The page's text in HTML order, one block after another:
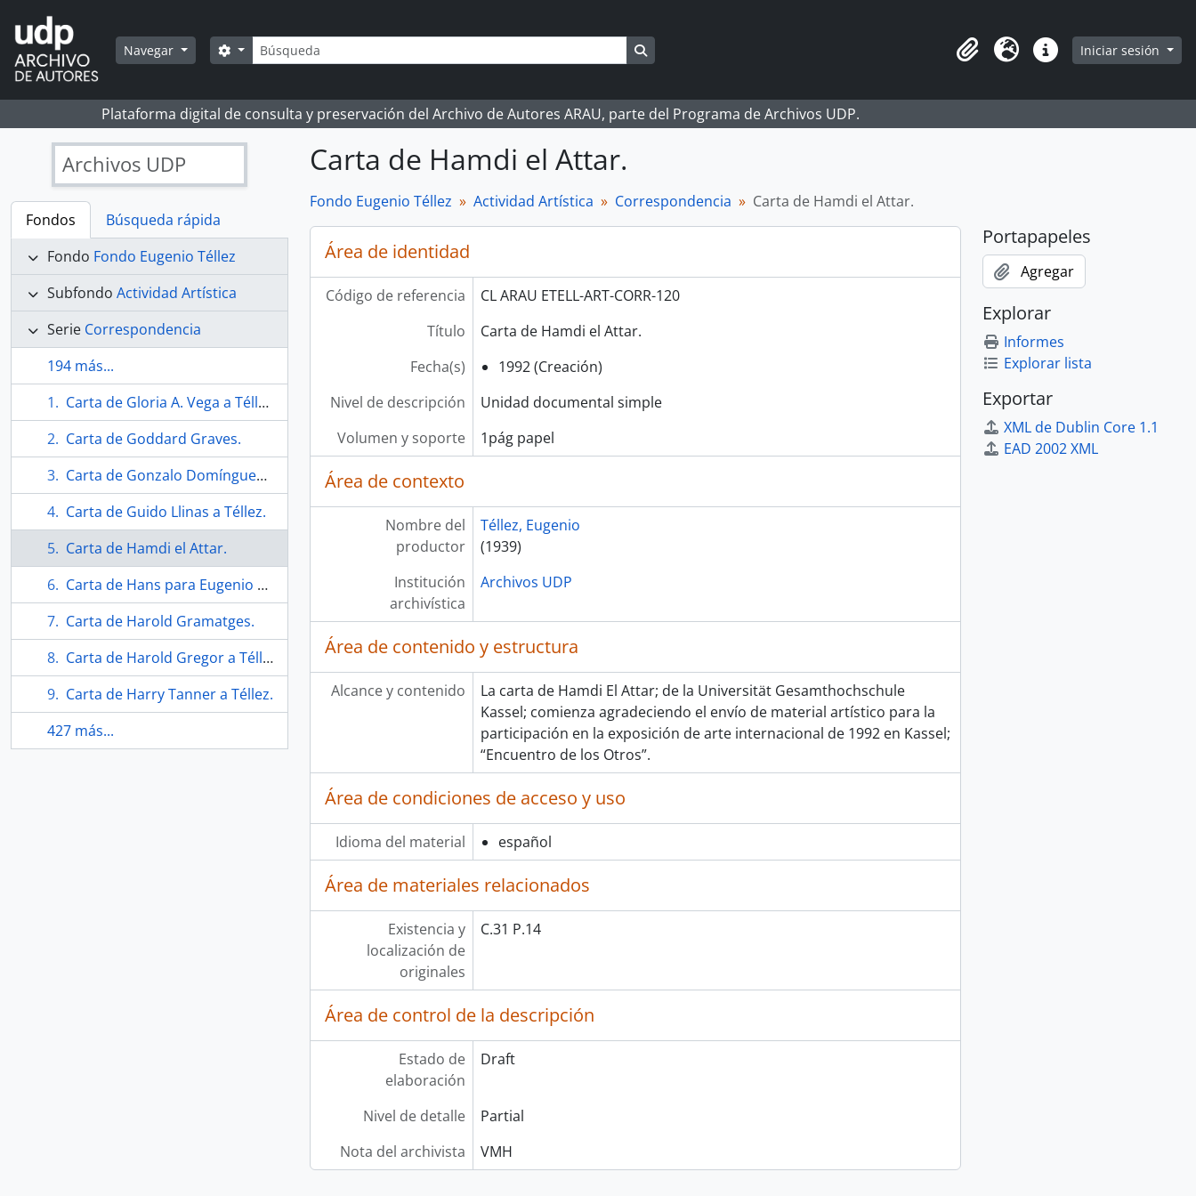
Skip to main content
Navegar Búsqueda
Search options
Portapapeles
Idioma Enlaces rápidos
Iniciar sesión
Plataforma digital de consulta y preservación del Archivo de Autores ARAU, parte del Programa de Archivos UDP.
Archivos UDP
Fondos
Búsqueda rápida
Fondo Fondo Eugenio Téllez
Subfondo Actividad Artística
Serie Correspondencia
194 más...
Carta de Gloria A. Vega a Téllez.
Carta de Goddard Graves.
Carta de Gonzalo Domínguez Cabrera a Téllez.
Carta de Guido Llinas a Téllez.
Carta de Hamdi el Attar.
Carta de Hans para Eugenio Téllez.
Carta de Harold Gramatges.
Carta de Harold Gregor a Téllez.
Carta de Harry Tanner a Téllez.
427 más...
Carta de Hamdi el Attar.
Fondo Eugenio Téllez Actividad Artística Correspondencia Carta de Hamdi el Attar.
Área de identidad
Código de referencia
CL ARAU ETELL-ART-CORR-120
Título
Carta de Hamdi el Attar.
Fecha(s)
1992 (Creación)
Nivel de descripción
Unidad documental simple
Volumen y soporte
1pág papel
Área de contexto
Nombre del
productor
Téllez, Eugenio
(1939)
Institución
archivística
Archivos UDP
Área de contenido y estructura
Alcance y contenido
La carta de Hamdi El Attar; de la Universität Gesamthochschule
Kassel; comienza agradeciendo el envío de material artístico para la
participación en la exposición de arte internacional de 1992 en Kassel;
“Encuentro de los Otros”.
Área de condiciones de acceso y uso
Idioma del material español
Área de materiales relacionados
Existencia y
localización de
originales
C.31 P.14
Área de control de la descripción
Estado de
elaboración
Draft
Nivel de detalle
Partial
Nota del archivista
VMH
Portapapeles
Agregar
Explorar
Informes
Explorar lista
Exportar
XML de Dublin Core 1.1
EAD 2002 XML